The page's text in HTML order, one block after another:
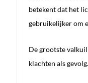
betekent dat het
gebruikelijker om
De grootste
klachten als